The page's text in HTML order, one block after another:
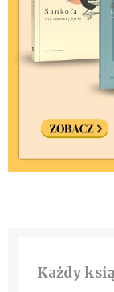
Każdy